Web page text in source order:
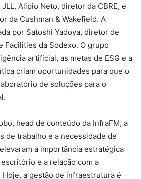
Alipio Neto, diretor da CBRE, e
da Cushman & Wakefield. A
por Satoshi Yadoya, diretor de
Facilities da Sodexo. O grupo
artificial, as metas de ESG e a
criam oportunidades para que o
de soluções para o
head de conteúdo da InfraFM, a
de trabalho e a necessidade de
a importância estratégica
e a relação com a
Hoje, a gestão de infraestrutura é